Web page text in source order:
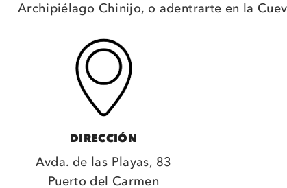
Archipiélago Chinijo, o adentrarte en la
DIRECCIÓN
Avda. de las Playas, 83
Puerto del Carmen